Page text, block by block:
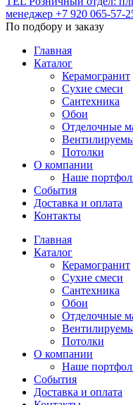
менеджер +7 920 065-57-
По подбору и заказу
Главная
Каталог
Керамогранит
Сухие смеси
Сантехника
Обои
Отделочные
Потолки
О компании
Наше
События
Доставка и оплата
Контакты
Главная
Каталог
Керамогранит
Сухие смеси
Сантехника
Обои
Отделочные
Потолки
О компании
Наше
События
Доставка и оплата